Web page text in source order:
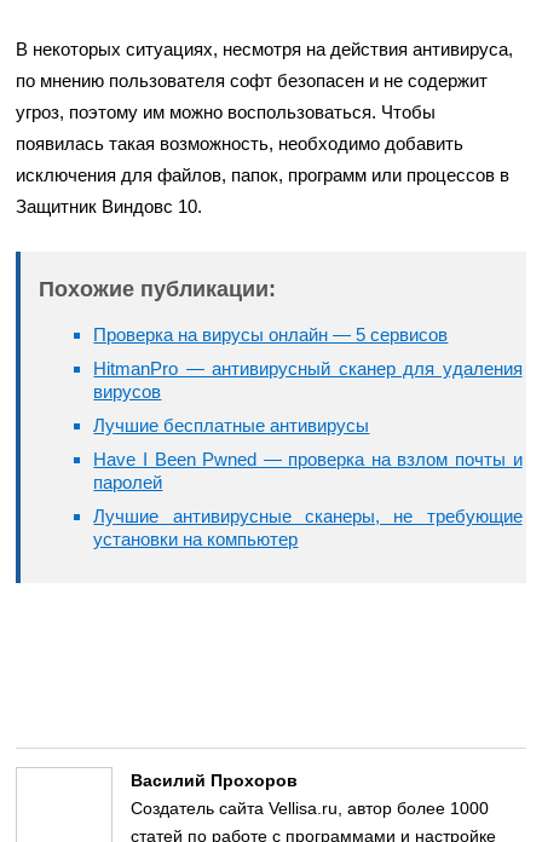
В некоторых ситуациях, несмотря на действия антивируса,
по мнению пользователя софт безопасен и не содержит
угроз, поэтому им можно воспользоваться. Чтобы
появилась такая возможность, необходимо добавить
исключения для файлов, папок, программ или процессов в
Защитник Виндовс 10.
Похожие публикации:
Проверка на вирусы онлайн — 5 сервисов
HitmanPro — антивирусный сканер для удаления
вирусов
Лучшие бесплатные антивирусы
Have I Been Pwned — проверка на взлом почты и
паролей
Лучшие антивирусные сканеры, не требующие
установки на компьютер
Василий Прохоров
Создатель сайта Vellisa.ru, автор более 1000
статей по работе с программами и настройке